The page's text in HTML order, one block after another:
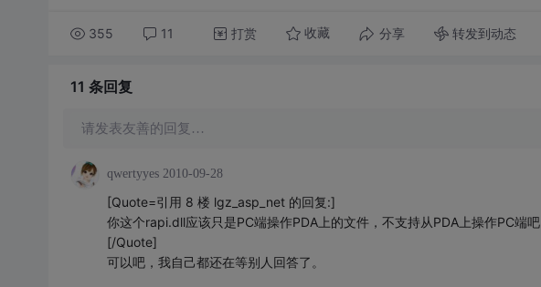
355 11 打赏 收藏 分享 转发到动态
11 条回复
请发表友善的回复…
qwertyyes 2010-09-28
[Quote=引用 8 楼 lgz_asp_net 的回复:]
你这个rapi.dll应该只是PC端操作PDA上的文件，不支持从PDA上操作PC端吧
[/Quote]
可以吧，我自己都还在等别人回答了。